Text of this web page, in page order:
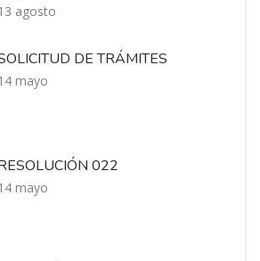
agosto
DE TRÁMITES
mayo
022
mayo